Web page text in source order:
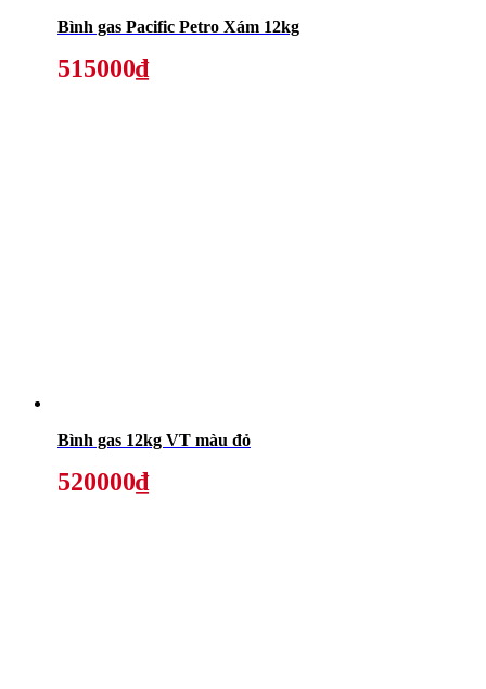
Bình gas Pacific Petro Xám 12kg
515000₫
Bình gas 12kg VT màu đỏ
520000₫